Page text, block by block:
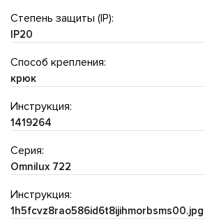
Степень защиты (IP):
IP20
Способ крепления:
крюк
Инструкция:
1419264
Серия:
Omnilux 722
Инструкция:
1h5fcvz8rao586id6t8ijihmorbsms00.jpg